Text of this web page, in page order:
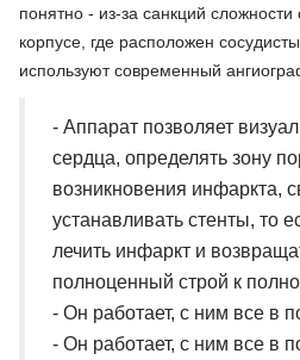
понятно - из-за санкций
корпусе, где расположен
используют современный
- Аппарат позволяет
сердца, определять зону
возникновения инфаркта,
устанавливать стенты, то
лечить инфаркт и
полноценный строй к
- Он работает, с ним все в
- Он работает, с ним все в